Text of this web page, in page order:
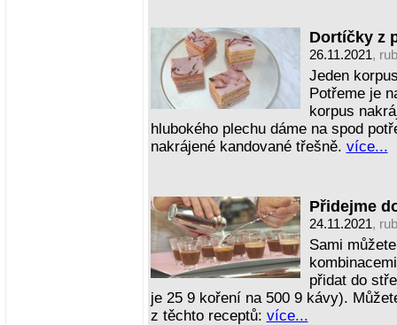
Dortíčky z
26.11.2021,
Jeden
Potřeme je
korpus
hlubokého plechu dáme na spod
nakrájené kandované třešně. více...
Přidejme
24.11.2021,
Sami
přidat do
je 25 9 koření na 500 9 kávy).
z těchto receptů: více...